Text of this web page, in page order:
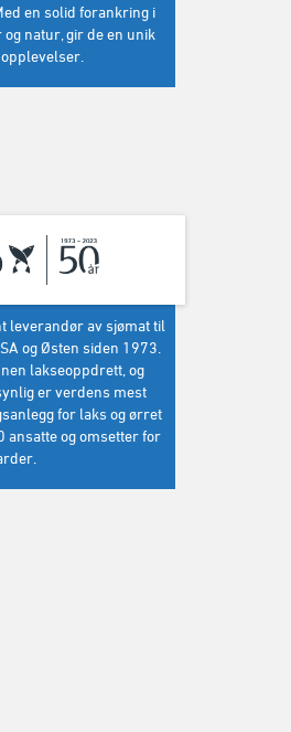
en solid forankring i
natur, gir de en unik
leverandør av sjømat til
og Østen siden 1973.
lakseoppdrett, og
er verdens mest
for laks og ørret
ansatte og omsetter for